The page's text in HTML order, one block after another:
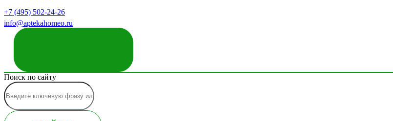
+7 (495) 502-24-26
info@aptekahomeo.ru
Поиск по сайту